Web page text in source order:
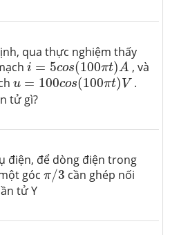
qua thực nghiệm thấy
i = 5cos(100πt)A
i=5 cos(100πt)A
, và
u = 100cos(100πt) V
u=100cos(100πt)V .
tử gì?
điện, để dòng điện trong
góc π/3
π/3 cần ghép nối
tử Y